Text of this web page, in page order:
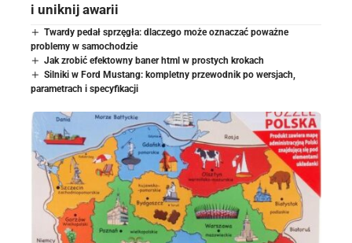
i uniknij awarii
Twardy pedał sprzęgła: dlaczego może oznaczać poważne
problemy w samochodzie
Jak zrobić efektowny baner html w prostych krokach
Silniki w Ford Mustang: kompletny przewodnik po wersjach,
parametrach i specyfikacji